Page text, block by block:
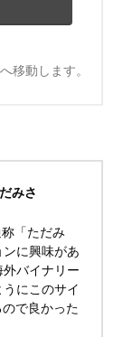
移動します。
みさ
「ただみ
に興味があ
バイナリー
にこのサイ
で良かった